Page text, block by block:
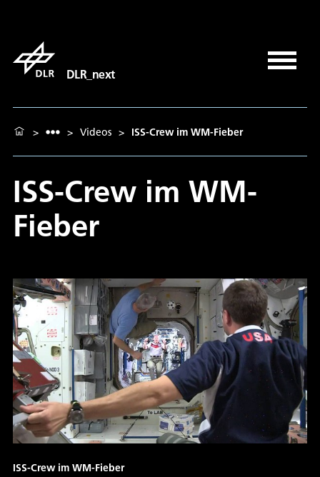
DLR_next
> > Videos > ISS-Crew im WM-Fieber
ISS-Crew im WM-
Fieber
ISS-Crew im WM-Fieber